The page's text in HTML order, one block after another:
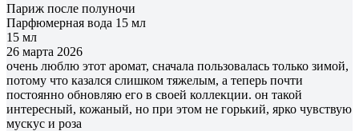
Париж после полуночи
Парфюмерная вода 15 мл
15 мл
26 марта 2026
очень люблю этот аромат, сначала пользовалась только зимой,
потому что казался слишком тяжелым, а теперь почти
постоянно обновляю его в своей коллекции. он такой
интересный, кожаный, но при этом не горький, ярко чувствую
мускус и роза